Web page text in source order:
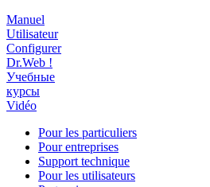
Manuel
Utilisateur
Configurer
Dr.Web !
Учебные
курсы
Vidéo
Pour les particuliers
Pour entreprises
Support technique
Pour les utilisateurs